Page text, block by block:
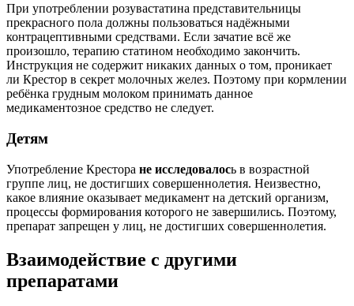
При употреблении розувастатина представительницы
прекрасного пола должны пользоваться надёжными
контрацептивными средствами. Если зачатие всё же
произошло, терапию статином необходимо закончить.
Инструкция не содержит никаких данных о том, проникает
ли Крестор в секрет молочных желез. Поэтому при кормлении
ребёнка грудным молоком принимать данное
медикаментозное средство не следует.
Детям
Употребление Крестора не исследовалось в возрастной
группе лиц, не достигших совершеннолетия. Неизвестно,
какое влияние оказывает медикамент на детский организм,
процессы формирования которого не завершились. Поэтому,
препарат запрещен у лиц, не достигших совершеннолетия.
Взаимодействие с другими
препаратами